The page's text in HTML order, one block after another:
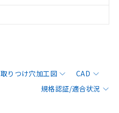
取りつけ穴加工図
CAD
規格認証/適合状況